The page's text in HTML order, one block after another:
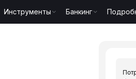
Инструменты Банкинг